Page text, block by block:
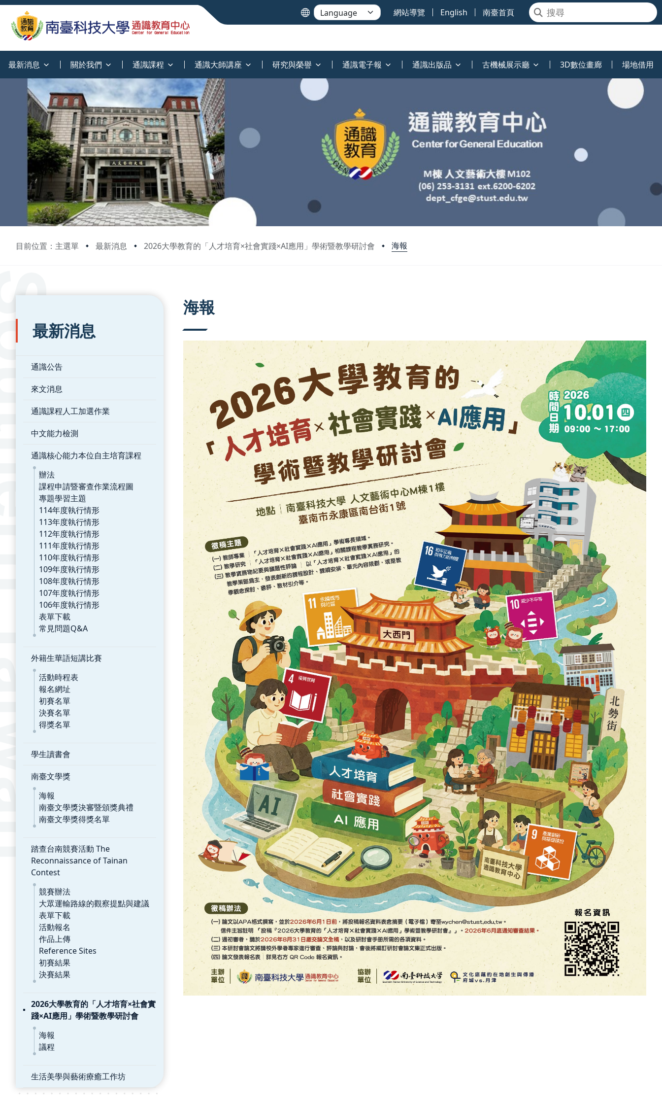
網站導覽 English 南臺首頁
最新消息 關於我們 通識課程 通識大師講座 研究與榮譽 通識電子報 通識出版品 古機械展示廳 3D數位畫廊 場地借用
目前位置：主選單 最新消息 2026大學教育的「人才培育×社會實踐×AI應用」學術暨教學研討會 海報
:::
最新消息
通識公告
來文消息
通識課程人工加選作業
中文能力檢測
通識核心能力本位自主培育課程
辦法
課程申請暨審查作業流程圖
專題學習主題
114年度執行情形
113年度執行情形
112年度執行情形
111年度執行情形
110年度執行情形
109年度執行情形
108年度執行情形
107年度執行情形
106年度執行情形
表單下載
常見問題Q&A
外籍生華語短講比賽
活動時程表
報名網址
初賽名單
決賽名單
得獎名單
學生讀書會
南臺文學獎
海報
南臺文學獎決審暨頒獎典禮
南臺文學獎得獎名單
踏查台南競賽活動 The
Reconnaissance of Tainan
Contest
競賽辦法
大眾運輸路線的觀察提點與建議
表單下載
活動報名
作品上傳
Reference Sites
初賽結果
決賽結果
2026大學教育的「人才培育×社會實
踐×AI應用」學術暨教學研討會
海報
議程
生活美學與藝術療癒工作坊
海報